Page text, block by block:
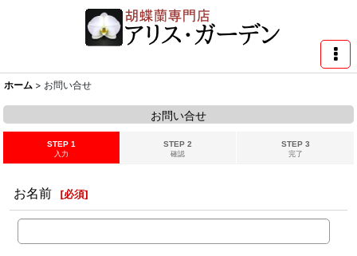
ホーム > お問い合せ
お問い合せ
STEP 1
入力
STEP 2
確認
STEP 3
完了
お名前 [必須]